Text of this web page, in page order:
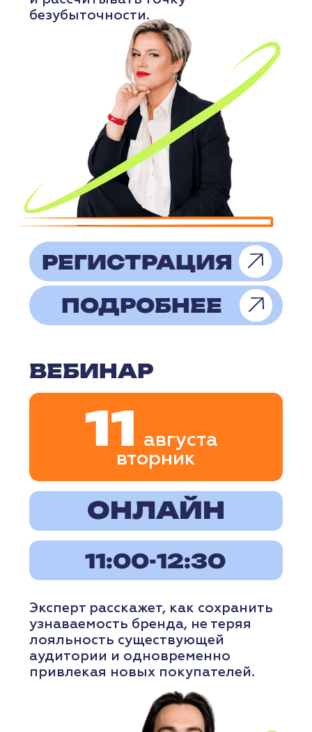
ПОДРОБНЕЕ
РЕГИСТРАЦИЯ
с бизнес-сообществом Нижнего
Новгорода, вы можете провести
СТАТЬ СПИКЕРОМ НА
Информация о вашем
мероприятии размещается
в календаре, оформляется
в стилистике портала
и становится доступной
аудитории предпринимателей
Нижнего Новгорода.
Стоимость размещения в формате
спикера для участников проекта —
Регистрация участников проходит через
наш портал.
Мы делаем ставку на понятную
подачу, аккуратное оформление